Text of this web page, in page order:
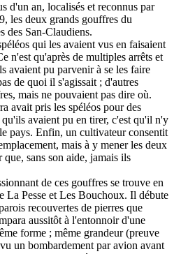
d'un an, localisés et reconnus par
les deux grands gouffres du
des San-Claudiens.
qui les avaient vus en faisaient
n'est qu'après de multiples arrêts et
avaient pu parvenir à se les faire
de quoi il s'agissait ; d'autres
mais ne pouvaient pas dire où.
avait pris les spéléos pour des
avaient pu en tirer, c'est qu'il n'y
pays. Enfin, un cultivateur consentit
mais à y mener les deux
sans son aide, jamais ils
de ces gouffres se trouve en
La Pesse et Les Bouchoux. Il débute
recouvertes de pierres que
aussitôt à l'entonnoir d'une
forme ; même grandeur (preuve
un bombardement par avion avant